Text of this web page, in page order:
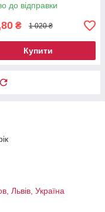
до відправки
₴ 1 020 ₴
Купити
Львів, Україна